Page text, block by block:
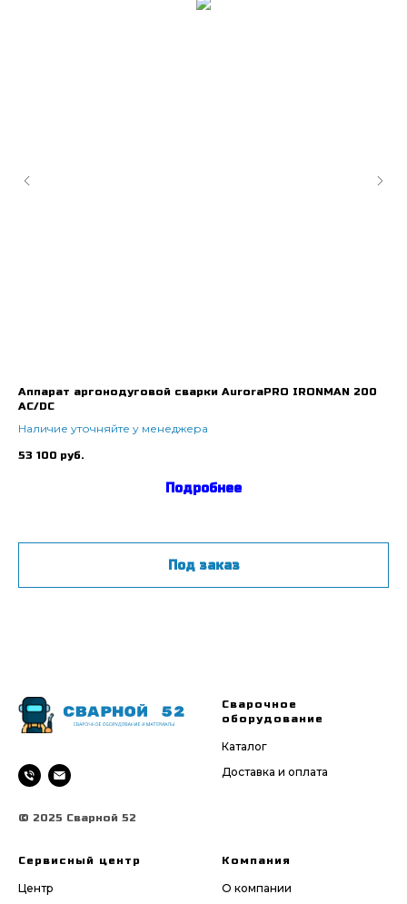
Аппарат аргонодуговой сварки AuroraPRO IRONMAN 200
AC/DC
Наличие уточняйте у менеджера
53 100 руб.
Подробнее
Под заказ
© 2025 Сварной 52
Сварочное
оборудование
Каталог
Доставка и оплата
Сервисный центр
Центр
Компания
О компании